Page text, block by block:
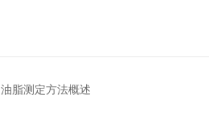
油脂测定方法概述